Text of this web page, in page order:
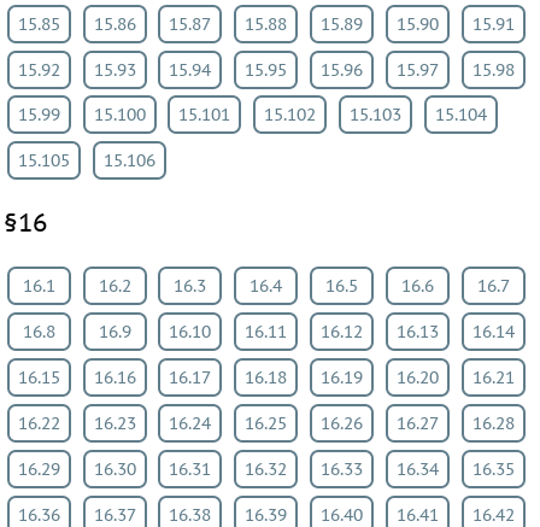
15.85 15.86 15.87 15.88 15.89 15.90 15.91
15.92 15.93 15.94 15.95 15.96 15.97 15.98
15.99 15.100 15.101 15.102 15.103 15.104
15.105 15.106
§16
16.1 16.2 16.3 16.4 16.5 16.6 16.7
16.8 16.9 16.10 16.11 16.12 16.13 16.14
16.15 16.16 16.17 16.18 16.19 16.20 16.21
16.22 16.23 16.24 16.25 16.26 16.27 16.28
16.29 16.30 16.31 16.32 16.33 16.34 16.35
16.36 16.37 16.38 16.39 16.40 16.41 16.42